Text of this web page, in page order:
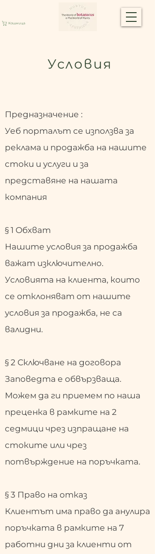
Кошница
Условия
Предназначение :
Уеб порталът се използва за
реклама и продажба на нашите
стоки и услуги и за
представяне на нашата
компания
§ 1 Обхват
Нашите условия за продажба
важат изключително.
Условията на клиента, които
се отклоняват от нашите
условия за продажба, не са
валидни.
§ 2 Сключване на договора
Заповедта е обвързваща.
Можем да ги приемем по наша
преценка в рамките на 2
седмици чрез изпращане на
стоките или чрез
потвърждение на поръчката.
§ 3 Право на отказ
Клиентът има право да анулира
поръчката в рамките на 7
работни дни за клиенти от